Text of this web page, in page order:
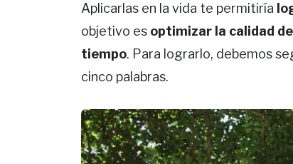
Aplicarlas en la vida te permitiría
objetivo es optimizar la calidad
tiempo. Para lograrlo, debemos
cinco palabras.